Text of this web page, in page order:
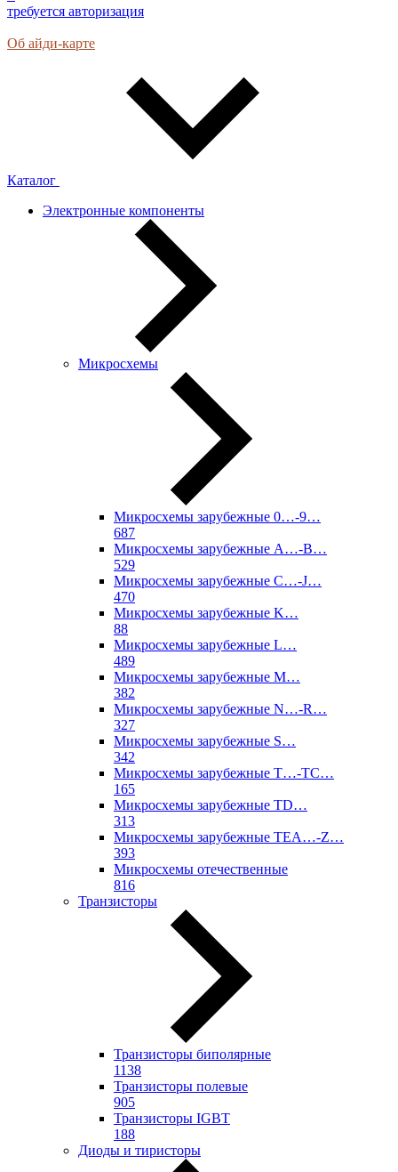
требуется авторизация
Об айди-карте
Каталог
Электронные компоненты
Микросхемы
Микросхемы зарубежные 0…-9…
687
Микросхемы зарубежные A…-B…
529
Микросхемы зарубежные C…-J…
470
Микросхемы зарубежные K…
88
Микросхемы зарубежные L…
489
Микросхемы зарубежные M…
382
Микросхемы зарубежные N…-R…
327
Микросхемы зарубежные S…
342
Микросхемы зарубежные T…-TC…
165
Микросхемы зарубежные TD…
313
Микросхемы зарубежные TEA…-Z…
393
Микросхемы отечественные
816
Транзисторы
Транзисторы биполярные
1138
Транзисторы полевые
905
Транзисторы IGBT
188
Диоды и тиристоры